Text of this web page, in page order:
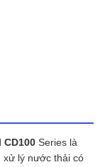
Series là
xử lý nước thải có